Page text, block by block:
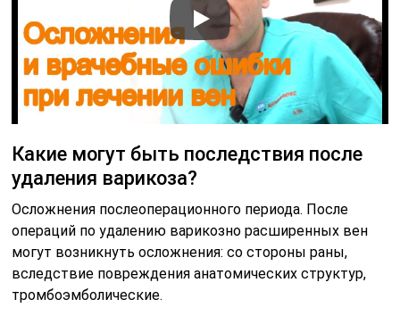
Какие могут быть последствия после
удаления варикоза?
Осложнения послеоперационного периода. После
операций по удалению варикозно расширенных вен
могут возникнуть осложнения: со стороны раны,
вследствие повреждения анатомических структур,
тромбоэмболические.